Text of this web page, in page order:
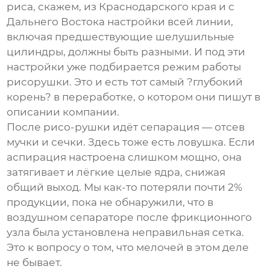
риса, скажем, из Краснодарского края и с
Дальнего Востока настройки всей линии,
включая предшествующие шелушильные
цилиндры, должны быть разными. И под эти
настройки уже подбирается режим работы
рисорушки. Это и есть тот самый ?глубокий
корень? в переработке, о котором они пишут в
описании компании.
После рисо-рушки идёт сепарация — отсев
мучки и сечки. Здесь тоже есть ловушка. Если
аспирация настроена слишком мощно, она
затягивает и лёгкие целые ядра, снижая
общий выход. Мы как-то потеряли почти 2%
продукции, пока не обнаружили, что в
воздушном сепараторе после фрикционного
узла была установлена неправильная сетка.
Это к вопросу о том, что мелочей в этом деле
не бывает.